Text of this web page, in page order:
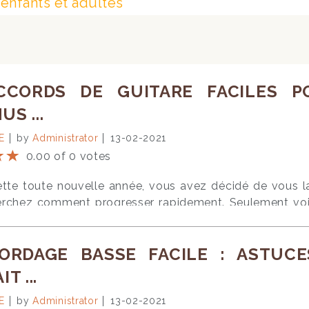
DE GUITARE FACILES
...
byAdministrator 13-02-2021
0.00 of 0 votes
toute nouvelle année, vous avez décidé de vous
comment progresser rapidement. Seulement
morceaux ? Lisez vite cet article pour découvrir les
débutant, vous ignorez peut-être comment se
notes (minimum trois notes) jouées en même
jouer trois notes au hasard, il s’agit de notes
BASSE FACILE :
...
byAdministrator 13-02-2021